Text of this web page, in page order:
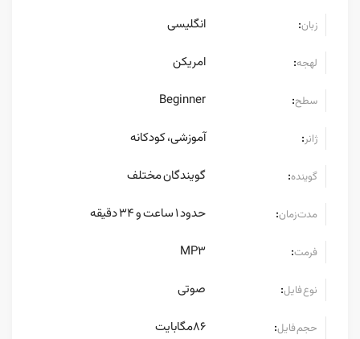
زبان: انگلیسی
لهجه: امریکن
سطح:
Beginner
ژانر: آموزشی، کودکانه
گوینده: گویندگان مختلف
مدت زمان: حدود 1 ساعت و 34 دقیقه
فرمت:
MP3
نوع فایل: صوتی
حجم فایل: 86مگابایت